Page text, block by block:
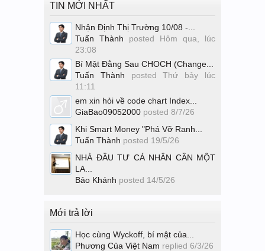
TIN MỚI NHẤT
Nhận Định Thị Trường 10/08 -...
Tuấn Thành posted Hôm qua, lúc
23:08
Bí Mật Đằng Sau CHOCH (Change...
Tuấn Thành postedThứ bảy lúc
11:11
em xin hỏi về code chart Index...
GiaBao09052000 posted 8/7/26
Khi Smart Money "Phá Vỡ Ranh...
Tuấn Thành posted 19/5/26
NHÀ ĐẦU TƯ CÁ NHÂN CẦN MỘT
LA...
Bảo Khánh posted 14/5/26
Mới trả lời
Học cùng Wyckoff, bí mật của...
Phương Của Việt Nam replied 6/3/26